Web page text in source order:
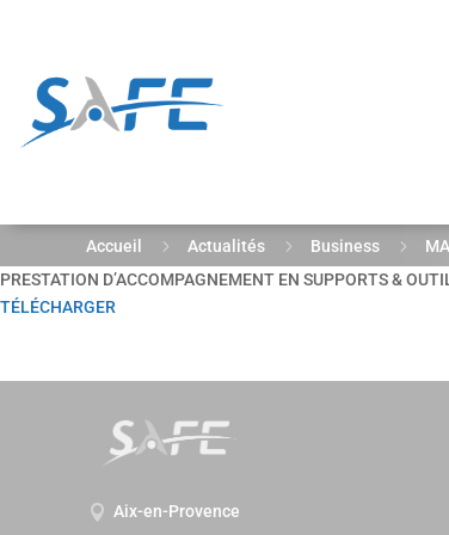
Accueil 5 Actualités 5 Business 5
PRESTATION D’ACCOMPAGNEMENT EN SUPPORTS &
TÉLÉCHARGER
 Aix-en-Provence